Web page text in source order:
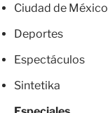
Ciudad de México
Deportes
Espectáculos
Sintetika